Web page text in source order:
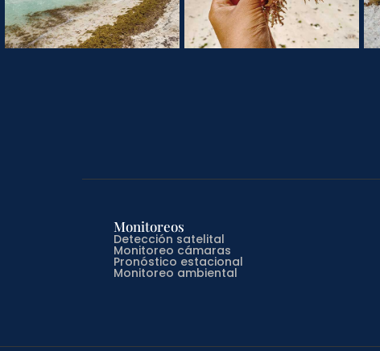
Monitoreos
Detección satelital
Monitoreo cámaras
Pronóstico estacional
Monitoreo ambiental